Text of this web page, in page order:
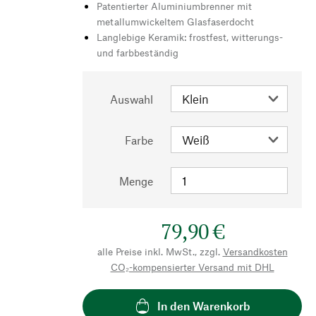
Patentierter Aluminiumbrenner mit
metallumwickeltem Glasfaserdocht
Langlebige Keramik: frostfest, witterungs-
und farbbeständig
Auswahl
Farbe
Menge
79,90 €
alle Preise inkl. MwSt., zzgl. Versandkosten
CO₂-kompensierter Versand mit DHL
In den Warenkorb